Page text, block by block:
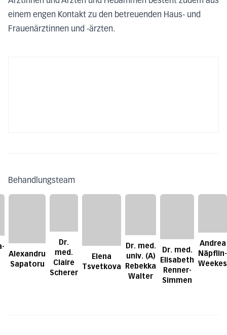
einem engen Kontakt zu den betreuenden Haus- und
Frauenärztinnen und -ärzten.
Behandlungsteam
Alexandru
Sapatoru
Dr.
med.
Claire
Scherer
Elena
Tsvetkova
Dr. med.
univ. (A)
Rebekka
Walter
Dr. med.
Elisabeth
Renner-
Simmen
Andrea
Näpflin-
Weekes